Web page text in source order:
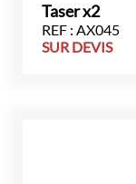
Taser x2
REF : AX045
SUR DEVIS